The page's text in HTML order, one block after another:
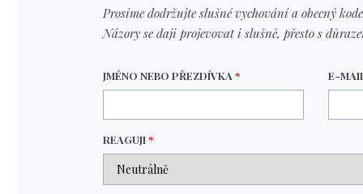
Prosíme dodržujte slušné vychování a obecný
Názory se daji projevovat i slušně, přesto s
JMÉNO NEBO PŘEZDÍVKA* E-
REAGUJI*